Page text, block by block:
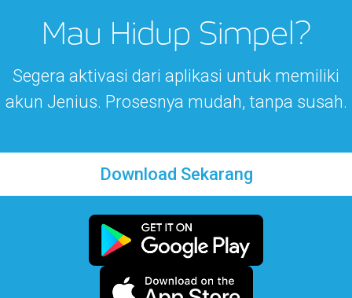
Mau Hidup Simpel?
Segera aktivasi dari aplikasi untuk memiliki
akun Jenius. Prosesnya mudah, tanpa susah.
Download Sekarang